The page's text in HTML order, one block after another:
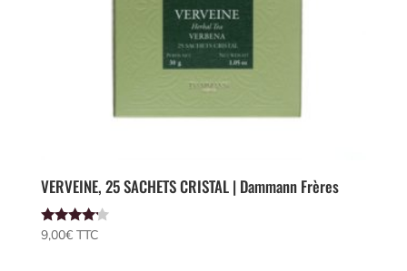
VERVEINE, 25 SACHETS CRISTAL | Dammann Frères
Note
9,00€ TTC